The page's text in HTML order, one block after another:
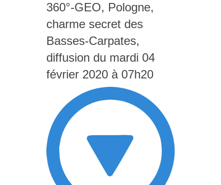
360°-GEO, Pologne,
charme secret des
Basses-Carpates,
diffusion du mardi 04
février 2020 à 07h20